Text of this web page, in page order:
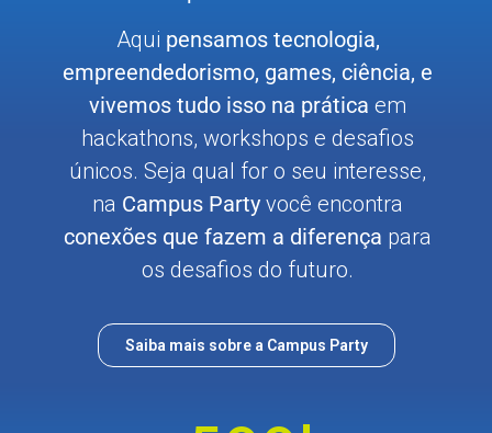
Aqui pensamos tecnologia,
empreendedorismo, games, ciência, e
vivemos tudo isso na prática em
hackathons, workshops e desafios
únicos. Seja qual for o seu interesse,
na Campus Party você encontra
conexões que fazem a diferença para
os desafios do futuro.
Saiba mais sobre a Campus Party